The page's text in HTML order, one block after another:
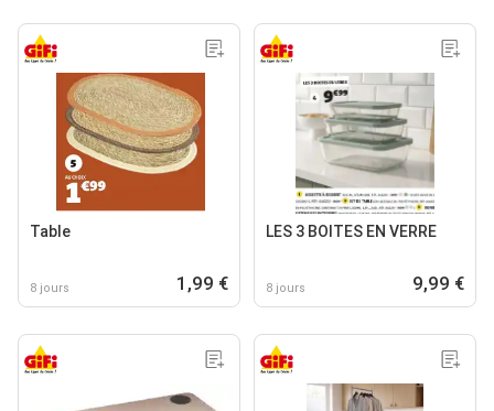
Table
8 jours 1,99 €
LES 3 BOITES EN VERRE
8 jours 9,99 €